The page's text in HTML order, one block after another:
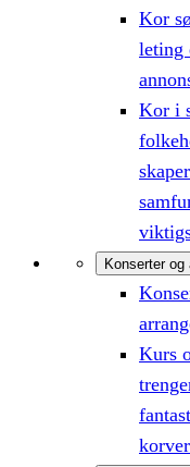
Kor
leting
Kor i
Konserter og
Kurs